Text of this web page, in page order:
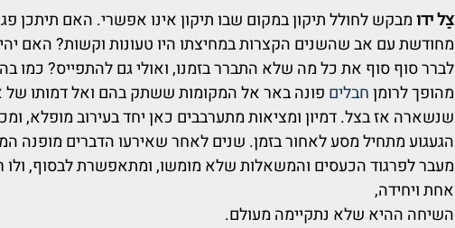
צֵל ידומבקש לחולל תיקון במקום שבו תיקון אינו אפשרי. האם תיתכן
מחודשת עם אב שהשנים הקצרות במחיצתו היו טעונות וקשות? האם
לברר סוף סוף את כל מה שלא התברר בזמנו, ואולי גם להתפייס? כמו
מהופך לרומןחבלים פונה באר אל המקומות ששתק בהם ואל דמותו של
שנשארה אז בצל. דמיון ומציאות מתערבבים כאן יחד בעירוב מופלא,
הגעגוע מתחיל מסע לאחור בזמן. שנים לאחר שאירעו הדברים מופנה
מעבר לפרגוד הכעסים והמשאלות שלא מומשו, ומתאפשרת לבסוף, ולו
אחת ויחידה,
השיחה ההיא שלא נתקיימה מעולם.